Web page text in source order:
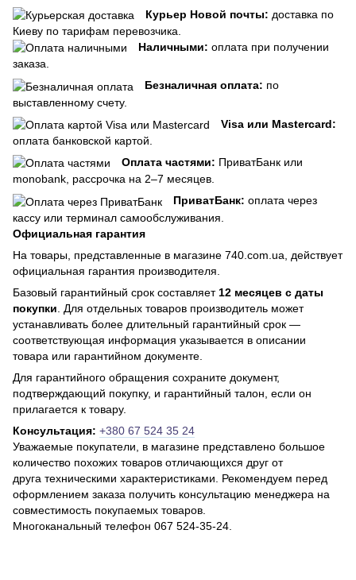
Курьер Новой почты: доставка по
Киеву по тарифам перевозчика.
Наличными: оплата при получении
заказа.
Безналичная оплата: по
выставленному счету.
Visa или Mastercard:
оплата банковской картой.
Оплата частями: ПриватБанк или
monobank, рассрочка на 2–7 месяцев.
ПриватБанк: оплата через
кассу или терминал самообслуживания.
Официальная гарантия
На товары, представленные в магазине 740.com.ua, действует
официальная гарантия производителя.
Базовый гарантийный срок составляет 12 месяцев с даты
покупки . Для отдельных товаров производитель может
устанавливать более длительный гарантийный срок —
соответствующая информация указывается в описании
товара или гарантийном документе.
Для гарантийного обращения сохраните документ,
подтверждающий покупку, и гарантийный талон, если он
прилагается к товару.
Консультация: +380 67 524 35 24
Уважаемые покупатели, в магазине представлено большое
количество похожих товаров отличающихся друг от
друга техническими характеристиками. Рекомендуем перед
оформлением заказа получить консультацию менеджера на
совместимость покупаемых товаров.
Многоканальный телефон 067 524-35-24.